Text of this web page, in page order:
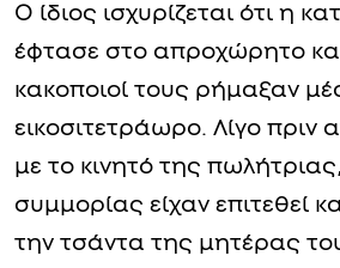
Ο ίδιος ισχυρίζεται ότι η
έφτασε στο απροχώρητο
κακοποιοί τους ρήμαξαν
εικοσιτετράωρο. Λίγο πριν
με το κινητό της
συμμορίας είχαν επιτεθεί
την τσάντα της μητέρας